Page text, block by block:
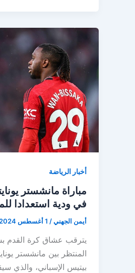
وصراع
النقاط
في
الدوري
الإنجليزي
أخبار الرياضة
مباراة مانشستر
في ودية استعدادا
أيمن الجهني/ 1 أغسطس 2024
يترقب عشاق كرة القدم
المنتظر بين مانشستر
بيتيس الإسباني، والذي